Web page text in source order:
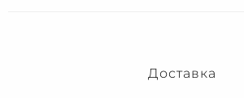
Доставка